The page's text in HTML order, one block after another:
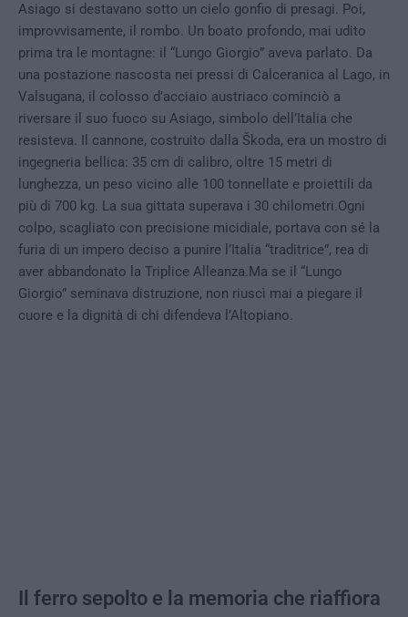
Asiago si destavano sotto un cielo gonfio di presagi. Poi,
improvvisamente, il rombo. Un boato profondo, mai udito
prima tra le montagne: il “Lungo Giorgio” aveva parlato. Da
una postazione nascosta nei pressi di Calceranica al Lago, in
Valsugana, il colosso d’acciaio austriaco cominciò a
riversare il suo fuoco su Asiago, simbolo dell’Italia che
resisteva. Il cannone, costruito dalla Škoda, era un mostro di
ingegneria bellica: 35 cm di calibro, oltre 15 metri di
lunghezza, un peso vicino alle 100 tonnellate e proiettili da
più di 700 kg. La sua gittata superava i 30 chilometri.Ogni
colpo, scagliato con precisione micidiale, portava con sé la
furia di un impero deciso a punire l’Italia “traditrice”, rea di
aver abbandonato la Triplice Alleanza.Ma se il “Lungo
Giorgio” seminava distruzione, non riuscì mai a piegare il
cuore e la dignità di chi difendeva l’Altopiano.
Il ferro sepolto e la memoria che riaffiora